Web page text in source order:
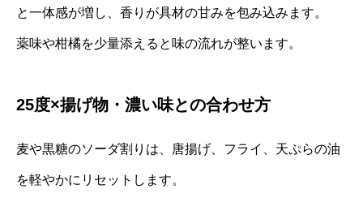
と一体感が増し、香りが具材の甘みを包み込みます。
薬味や柑橘を少量添えると味の流れが整います。
25度×揚げ物・濃い味との合わせ方
麦や黒糖のソーダ割りは、唐揚げ、フライ、天ぷらの油
を軽やかにリセットします。